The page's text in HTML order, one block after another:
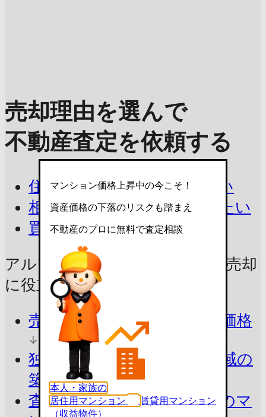
売却理由を選んで
不動産査定を依頼する
住み替えで今の家を売りたい
相続したマンションを売りたい
買取を相談したい
アルファステイツ今治駅前東の売却
に役立つ情報をチェック！
売ったらいくら？ 参考査定価格
独自ロジックで算出
同じ地域の
築年別の平均価格
査定価格の目安を知る周辺のマ
マンション価格上昇中の今こそ！
資産価格の下落のリスクも踏まえ
不動産のプロに無料で査定相談
本人・家族の
居住用マンション
賃貸用マンション
（収益物件）